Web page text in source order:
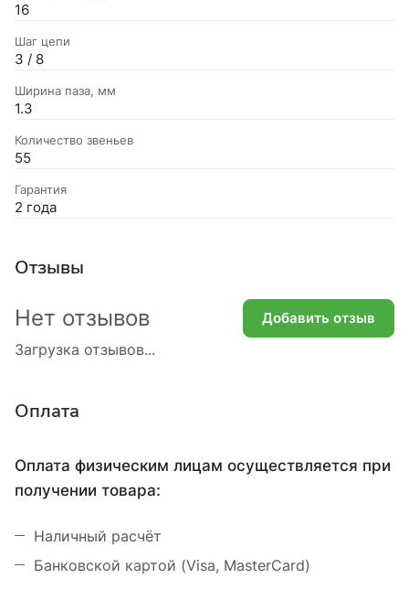
16
Шаг цепи
3 / 8
Ширина паза, мм
1.3
Количество звеньев
55
Гарантия
2 года
Отзывы
Загрузка отзывов...
Нет отзывов Добавить отзыв
Оплата
Оплата физическим лицам осуществляется при
получении товара:
Наличный расчёт
Банковской картой (Visa, MasterCard)